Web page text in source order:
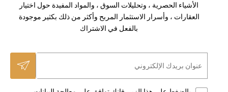
الأشياء الحصرية ، وتحليلات السوق ، والمواد المفيدة حول اختيار
العقارات ، وأسرار الاستثمار المربح وأكثر من ذلك بكثير موجودة
بالفعل في الاشتراك